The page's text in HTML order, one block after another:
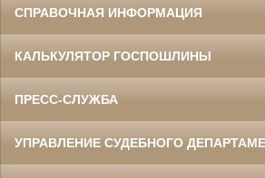
СПРАВОЧНАЯ ИНФОРМАЦИЯ
КАЛЬКУЛЯТОР ГОСПОШЛИНЫ
ПРЕСС-СЛУЖБА
УПРАВЛЕНИЕ СУДЕБНОГО